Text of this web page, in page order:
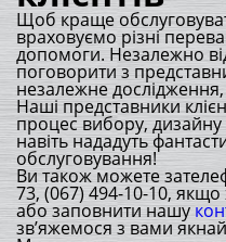
Щоб краще
враховуємо різні
допомоги. Незалежно
поговорити з
незалежне
Наші представники
процес вибору,
навіть нададуть
обслуговування!
Ви також можете
73, (067) 494-10-10, якщо
або заповнити нашу
зв’яжемося з вами